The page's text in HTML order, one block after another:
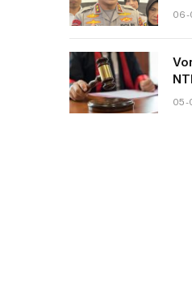
06-
05-